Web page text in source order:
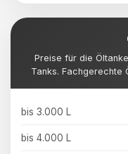
Preise für die
Tanks. Fachgerechte
bis 3.000 L
bis 4.000 L